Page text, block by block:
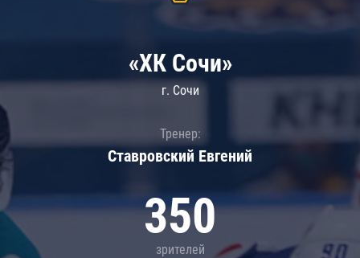
«ХК Сочи»
г. Сочи
Тренер:
Ставровский Евгений
350
зрителей